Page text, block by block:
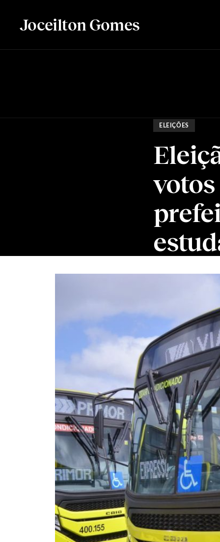
Joceilton Gomes
ELEIÇÕES